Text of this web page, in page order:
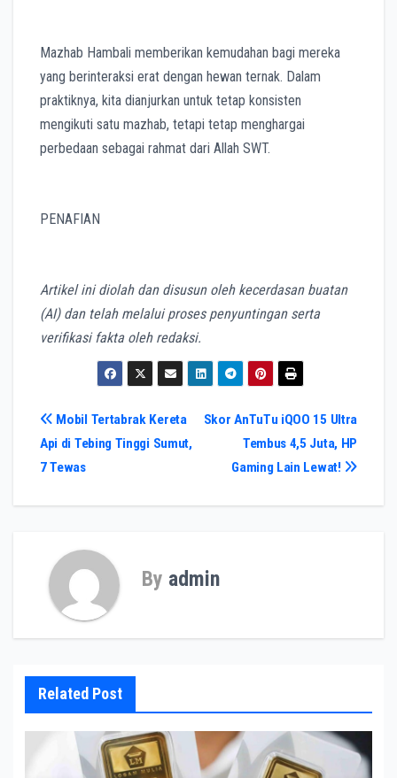
Mazhab Hambali memberikan kemudahan bagi mereka
yang berinteraksi erat dengan hewan ternak. Dalam
praktiknya, kita dianjurkan untuk tetap konsisten
mengikuti satu mazhab, tetapi tetap menghargai
perbedaan sebagai rahmat dari Allah SWT.
PENAFIAN
Artikel ini diolah dan disusun oleh kecerdasan buatan
(AI) dan telah melalui proses penyuntingan serta
verifikasi fakta oleh redaksi.
Navigasi
pos
Skor AnTuTu iQOO 15 Ultra
Tembus 4,5 Juta, HP
Gaming Lain Lewat!
Mobil Tertabrak Kereta
Api di Tebing Tinggi Sumut,
7 Tewas
By admin
Related Post